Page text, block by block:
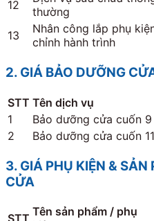
12
thường
13
Nhân công lắp phụ
chỉnh hành trình
2. GIÁ BẢO DƯỠNG
STT Tên dịch vụ
1
Bảo dưỡng cửa cuốn
2
Bảo dưỡng cửa cuốn
3. GIÁ PHỤ KIỆN &
CỬA
Tên sản phẩm / phụ